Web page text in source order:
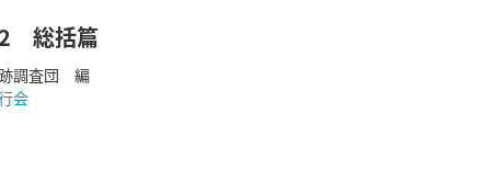
総括篇
跡調査団 編
会